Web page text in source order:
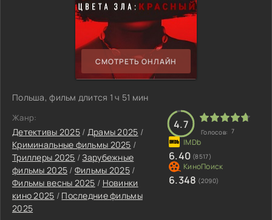
СМОТРЕТЬ ОНЛАЙН
Польша, фильм длится 1 ч 51 мин
Жанр:
Детективы 2025/ Драмы 2025 /
Криминальные фильмы 2025 /
Триллеры 2025 /Зарубежные
фильмы 2025 / Фильмы 2025 /
Фильмы весны 2025 / Новинки
кино 2025 / Последние фильмы
2025
4.7
Голосов: 7
6.40 (8517)
6.348 (2090)